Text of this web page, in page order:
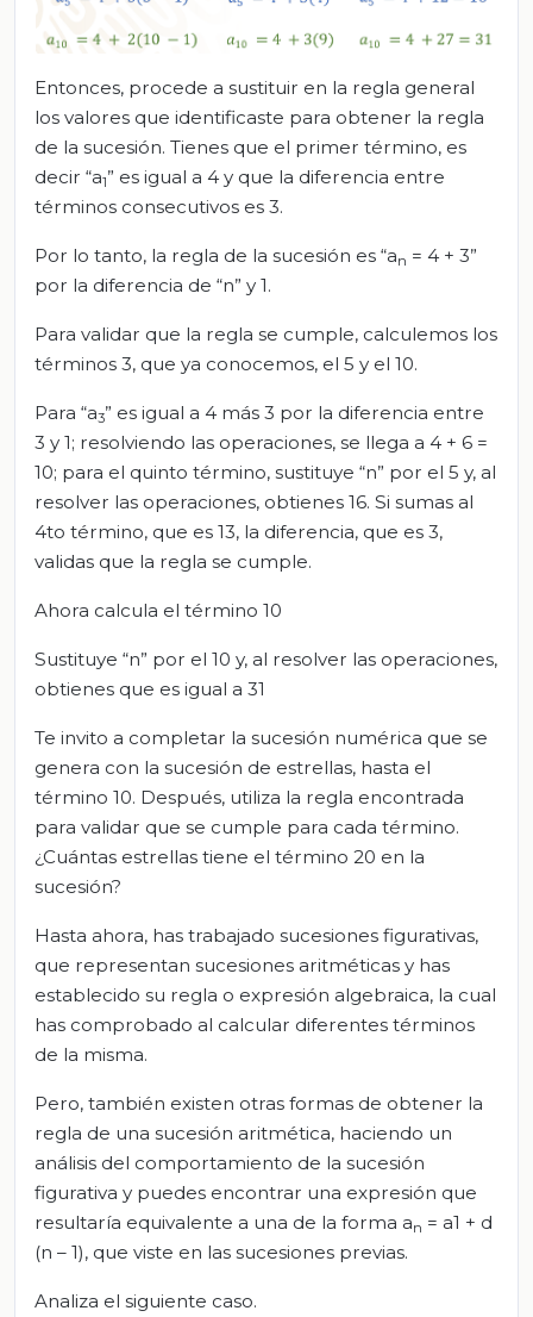
Entonces, procede a sustituir en la regla general
los valores que identificaste para obtener la regla
de la sucesión. Tienes que el primer término, es
decir “a1” es igual a 4 y que la diferencia entre
términos consecutivos es 3.
Por lo tanto, la regla de la sucesión es “an = 4 + 3”
por la diferencia de “n” y 1.
Para validar que la regla se cumple, calculemos los
términos 3, que ya conocemos, el 5 y el 10.
Para “a3” es igual a 4 más 3 por la diferencia entre
3 y 1; resolviendo las operaciones, se llega a 4 + 6 =
10; para el quinto término, sustituye “n” por el 5 y, al
resolver las operaciones, obtienes 16. Si sumas al
4to término, que es 13, la diferencia, que es 3,
validas que la regla se cumple.
Ahora calcula el término 10
Sustituye “n” por el 10 y, al resolver las operaciones,
obtienes que es igual a 31
Te invito a completar la sucesión numérica que se
genera con la sucesión de estrellas, hasta el
término 10. Después, utiliza la regla encontrada
para validar que se cumple para cada término.
¿Cuántas estrellas tiene el término 20 en la
sucesión?
Hasta ahora, has trabajado sucesiones figurativas,
que representan sucesiones aritméticas y has
establecido su regla o expresión algebraica, la cual
has comprobado al calcular diferentes términos
de la misma.
Pero, también existen otras formas de obtener la
regla de una sucesión aritmética, haciendo un
análisis del comportamiento de la sucesión
figurativa y puedes encontrar una expresión que
resultaría equivalente a una de la forma an = a1 + d
(n – 1), que viste en las sucesiones previas.
Analiza el siguiente caso.